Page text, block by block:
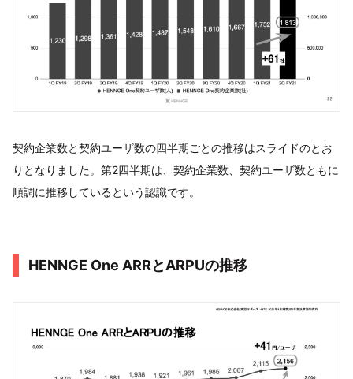
契約企業数と契約ユーザ数の四半期ごとの推移はスライドのとお
りとなりました。第2四半期は、契約企業数、契約ユーザ数ともに
順調に推移しているという認識です。
HENNGE One ARRとARPUの推移